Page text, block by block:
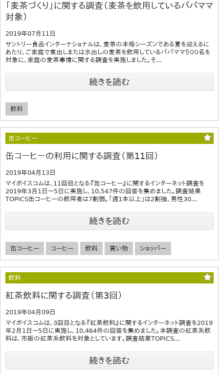
「麦茶づくり」に関する調査（麦茶を飲用しているパパママ
対象）
2019年07月11日
サントリー食品インターナショナルは、麦茶の本格シーズンである夏を迎えるに
あたり、ご家庭で煮出しまたは水出しの麦茶を飲用しているパパママ５００名を
対象に、家庭の麦茶事情に関する調査を実施しました。そ...
続きを読む
飲料
缶コーヒー
缶コーヒーの利用に関する調査（第11回）
2019年04月13日
マイボイスコムは、11回目となる『缶コーヒー』に関するインターネット調査を
2019年3月1日～5日に実施し、10,547件の回答を集めました。調査結果
TOPICS缶コーヒーの飲用者は7割弱。「週1本以上」は2割強、男性30...
続きを読む
缶コーヒー コーヒー 飲料 買い物 ショッパー
飲料
紅茶飲料に関する調査（第3回）
2019年04月09日
マイボイスコムは、３回目となる『紅茶飲料』に関するインターネット調査を2019
年2月1日～5日に実施し、10,464件の回答を集めました。本調査の紅茶系飲
料は、市販の紅茶系飲料を対象としています。調査結果TOPICS...
続きを読む